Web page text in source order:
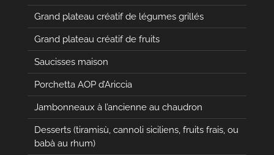
Grand plateau créatif de légumes grillés
Grand plateau créatif de fruits
Saucisses maison
Porchetta AOP d’Ariccia
Jambonneaux à l’ancienne au chaudron
Desserts (tiramisù, cannoli siciliens, fruits frais, ou
babà au rhum)